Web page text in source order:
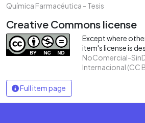
Química Farmacéutica - Tesis
Creative Commons license
Except where
item's license is
NoComercial-
Internacional (CC
Full item page